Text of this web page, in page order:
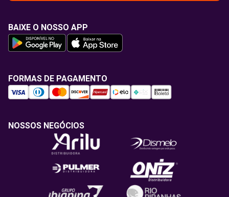
BAIXE O NOSSO APP
FORMAS DE PAGAMENTO
NOSSOS NEGÓCIOS